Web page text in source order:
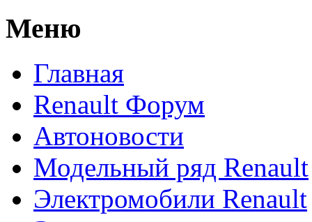
Меню
Главная
Renault Форум
Автоновости
Модельный ряд Renault
Электромобили Renault